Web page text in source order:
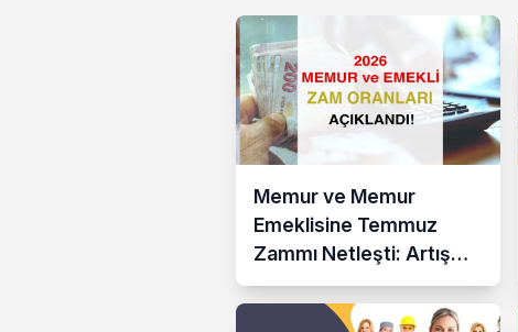
Memur ve Memur
Emeklisine Temmuz
Zammı Netleşti: Artış
Yüzde 13,52 Oldu